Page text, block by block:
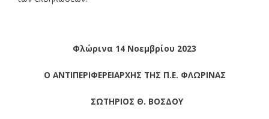
Φλώρινα 14 Νοεμβρίου 2023
Ο ΑΝΤΙΠΕΡΙΦΕΡΕΙΑΡΧΗΣ ΤΗΣ Π.Ε. ΦΛΩΡΙΝΑΣ
ΣΩΤΗΡΙΟΣ Θ. ΒΟΣΔΟΥ